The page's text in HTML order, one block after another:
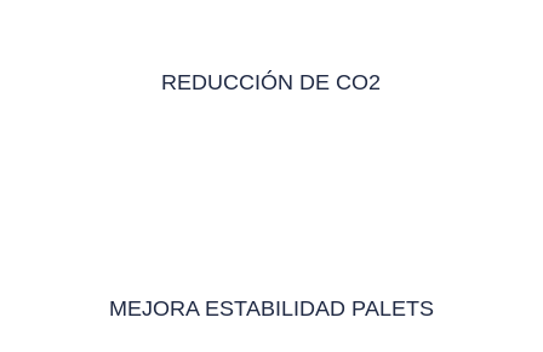
REDUCCIÓN DE CO2
MEJORA ESTABILIDAD PALETS